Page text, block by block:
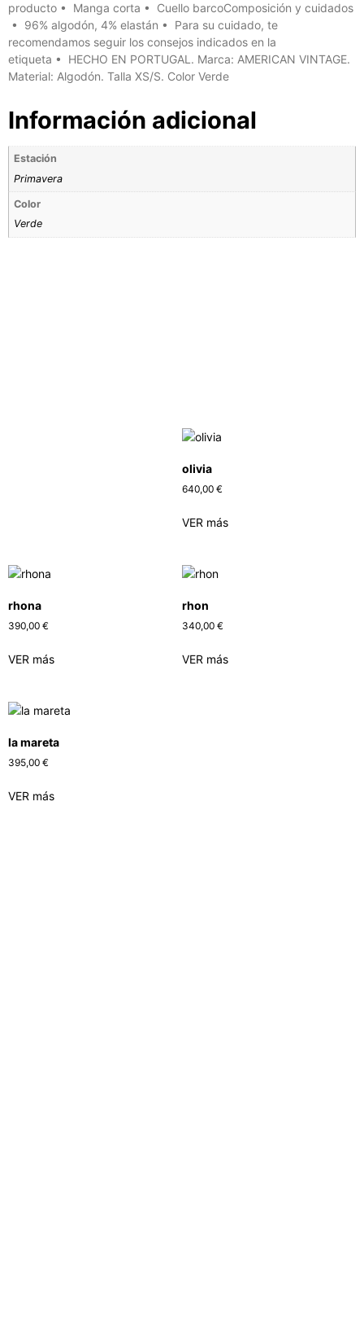
producto • Manga corta • Cuello barcoComposición y cuidados
• 96% algodón, 4% elastán • Para su cuidado, te
recomendamos seguir los consejos indicados en la
etiqueta • HECHO EN PORTUGAL. Marca: AMERICAN VINTAGE.
Material: Algodón. Talla XS/S. Color Verde
Información adicional
Estación
Primavera
Color
Verde
olivia
640,00 €
VER más
rhona
390,00 €
VER más
rhon
340,00 €
VER más
la mareta
395,00 €
VER más